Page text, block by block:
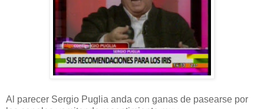
Al parecer Sergio Puglia anda con ganas de pasearse por